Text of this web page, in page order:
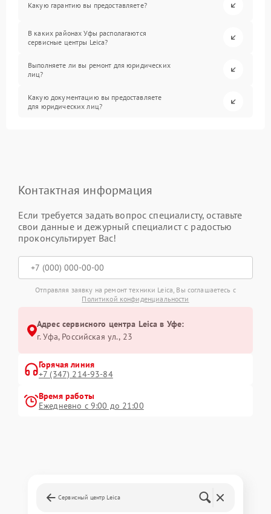
Какую гарантию вы предоставляете?
В каких районах Уфы располагаются
сервисные центры Leica?
Выполняете ли вы ремонт для юридических
лиц?
Какую документацию вы предоставляете
для юридических лиц?
Контактная информация
Если требуется задать вопрос специалисту, оставьте
свои данные и дежурный специалист с радостью
проконсультирует Вас!
Отправляя заявку на ремонт техники Leica, Вы соглашаетесь с
Политикой конфиденциальности
Адрес сервисного центра Leica в Уфе:
г. Уфа, Российская ул., 23
Горячая линия
+7 (347) 214-93-84
Время работы
Ежедневно с 9:00 до 21:00
Сервисный центр Leica